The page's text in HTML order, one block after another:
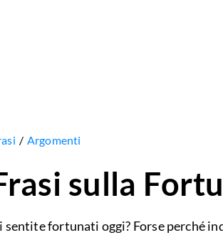
Argomenti
sulla
sentite fortunati oggi? Forse perché